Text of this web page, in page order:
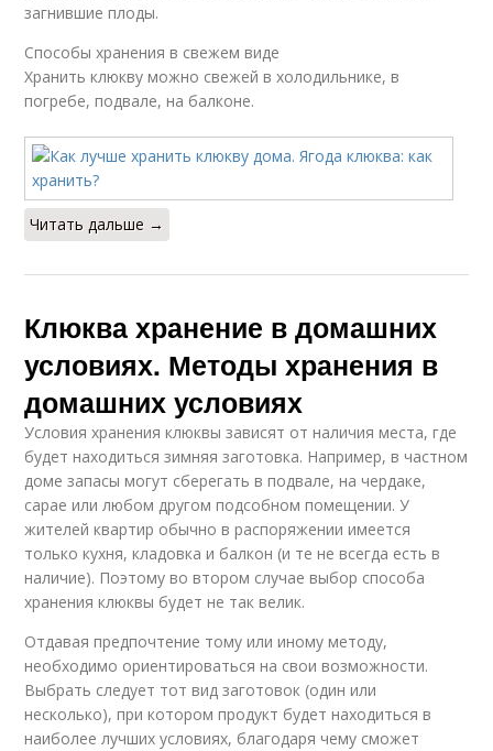
Сырая клюква Клюквы с сахаром
Клюква с медом
Клюква под сахарной
Мороженная клюква Рецепты из клюквы
Целая клюква
Рецепты из
протертой клюквы
Клюквы с мёдом
Клюква в свежем
виде
Сушеная клюква
Консервированная
клюква
загнившие плоды.
Способы хранения в свежем виде
Хранить клюкву можно свежей в холодильнике, в
погребе, подвале, на балконе.
Читать дальше →
Клюква хранение в домашних
условиях. Методы хранения в
домашних условиях
Условия хранения клюквы зависят от наличия места, где
будет находиться зимняя заготовка. Например, в частном
доме запасы могут сберегать в подвале, на чердаке,
сарае или любом другом подсобном помещении. У
жителей квартир обычно в распоряжении имеется
только кухня, кладовка и балкон (и те не всегда есть в
наличие). Поэтому во втором случае выбор способа
хранения клюквы будет не так велик.
Отдавая предпочтение тому или иному методу,
необходимо ориентироваться на свои возможности.
Выбрать следует тот вид заготовок (один или
несколько), при котором продукт будет находиться в
наиболее лучших условиях, благодаря чему сможет